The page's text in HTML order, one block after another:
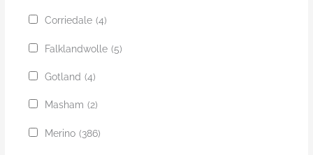
Corriedale (4)
Falklandwolle (5)
Gotland (4)
Masham (2)
Merino (386)